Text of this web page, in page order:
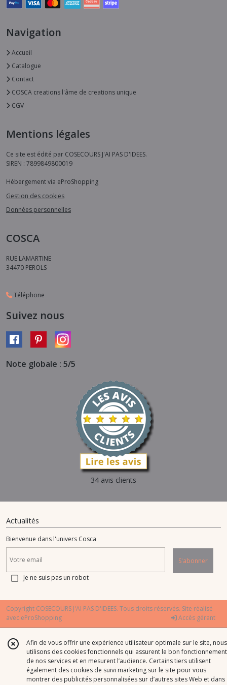
Navigation
Accueil
Catalogue
Contact
COSCA creations l'âme de creations unique
CGV
Mentions légales
Ce site est édité par COSECOURS J'AI PAS D'IDEES.
SIREN : 7899849800019
Hébergement via eProShopping
Gestion des cookies
Données personnelles
COSCA
RUE LAMARTINE
34470 PEROLS
Téléphone
Suivez nous
Note globale : 5/5
34 avis clients
Actualités
Bienvenue dans l'univers Cosca
S'abonner
Je ne suis pas un robot
Copyright COSECOURS J'AI PAS D'IDEES. Tous droits réservés. Site réalisé
avec eProShopping Accès gérant
Afin de vous offrir une expérience utilisateur optimale sur le site, nous
utilisons des cookies fonctionnels qui assurent le bon fonctionnement
de nos services et en mesurent l’audience. Certains tiers utilisent
également des cookies de suivi marketing sur le site pour vous
montrer des publicités personnalisées sur d’autres sites Web et dans